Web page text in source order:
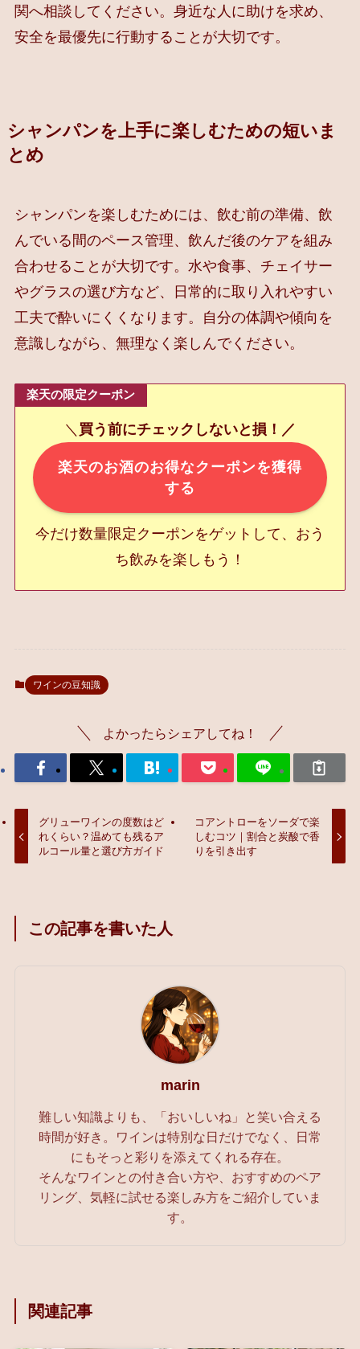
関へ相談してください。身近な人に助けを求め、
安全を最優先に行動することが大切です。
シャンパンを上手に楽しむための短いま
とめ
シャンパンを楽しむためには、飲む前の準備、飲
んでいる間のペース管理、飲んだ後のケアを組み
合わせることが大切です。水や食事、チェイサー
やグラスの選び方など、日常的に取り入れやすい
工夫で酔いにくくなります。自分の体調や傾向を
意識しながら、無理なく楽しんでください。
楽天の限定クーポン
＼ 買う前にチェックしないと損！／
楽天のお酒のお得なクーポンを獲得
する
今だけ数量限定クーポンをゲットして、おう
ち飲みを楽しもう！
ワインの豆知識
よかったらシェアしてね！
グリューワインの度数はど
れくらい？温めても残るア
ルコール量と選び方ガイド
コアントローをソーダで楽
しむコツ｜割合と炭酸で香
りを引き出す
この記事を書いた人
marin
難しい知識よりも、「おいしいね」と笑い合える
時間が好き。ワインは特別な日だけでなく、日常
にもそっと彩りを添えてくれる存在。
そんなワインとの付き合い方や、おすすめのペア
リング、気軽に試せる楽しみ方をご紹介していま
す。
関連記事